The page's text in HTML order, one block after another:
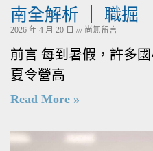
南全解析 ｜ 職掘
2026 年 4 月 20 日 尚無留言
前言 每到暑假，許多
夏令營高
Read More »